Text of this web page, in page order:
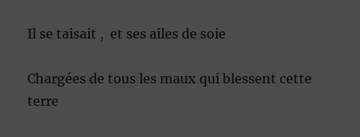
Il se taisait , et ses ailes de soie
Chargées de tous les maux qui blessent cette
terre